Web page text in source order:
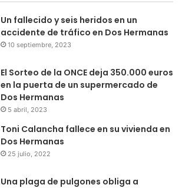
Un fallecido y seis heridos en un
accidente de tráfico en Dos Hermanas
10 septiembre, 2023
El Sorteo de la ONCE deja 350.000 euros
en la puerta de un supermercado de
Dos Hermanas
5 abril, 2023
Toni Calancha fallece en su vivienda en
Dos Hermanas
25 julio, 2022
Una plaga de pulgones obliga a